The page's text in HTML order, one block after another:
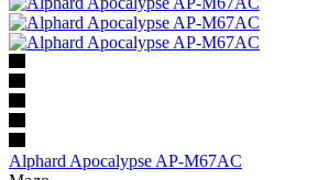
Alphard Apocalypse AP-M67AC